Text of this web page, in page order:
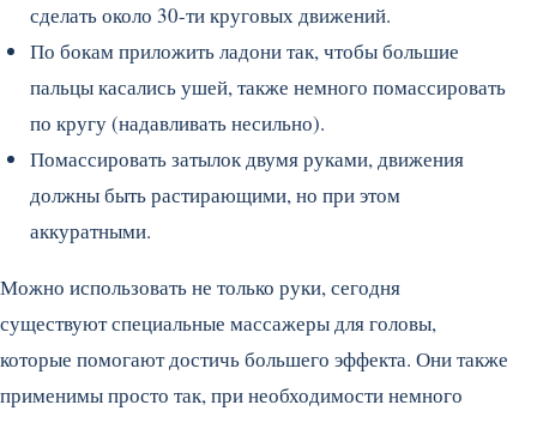
сделать около 30-ти круговых движений.
По бокам приложить ладони так, чтобы большие
пальцы касались ушей, также немного помассировать
по кругу (надавливать несильно).
Помассировать затылок двумя руками, движения
должны быть растирающими, но при этом
аккуратными.
Можно использовать не только руки, сегодня
существуют специальные массажеры для головы,
которые помогают достичь большего эффекта. Они также
применимы просто так, при необходимости немного